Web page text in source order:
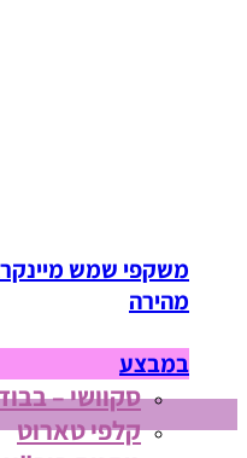
מהירה
במבצע
סקוושי –
קלפי טארוט